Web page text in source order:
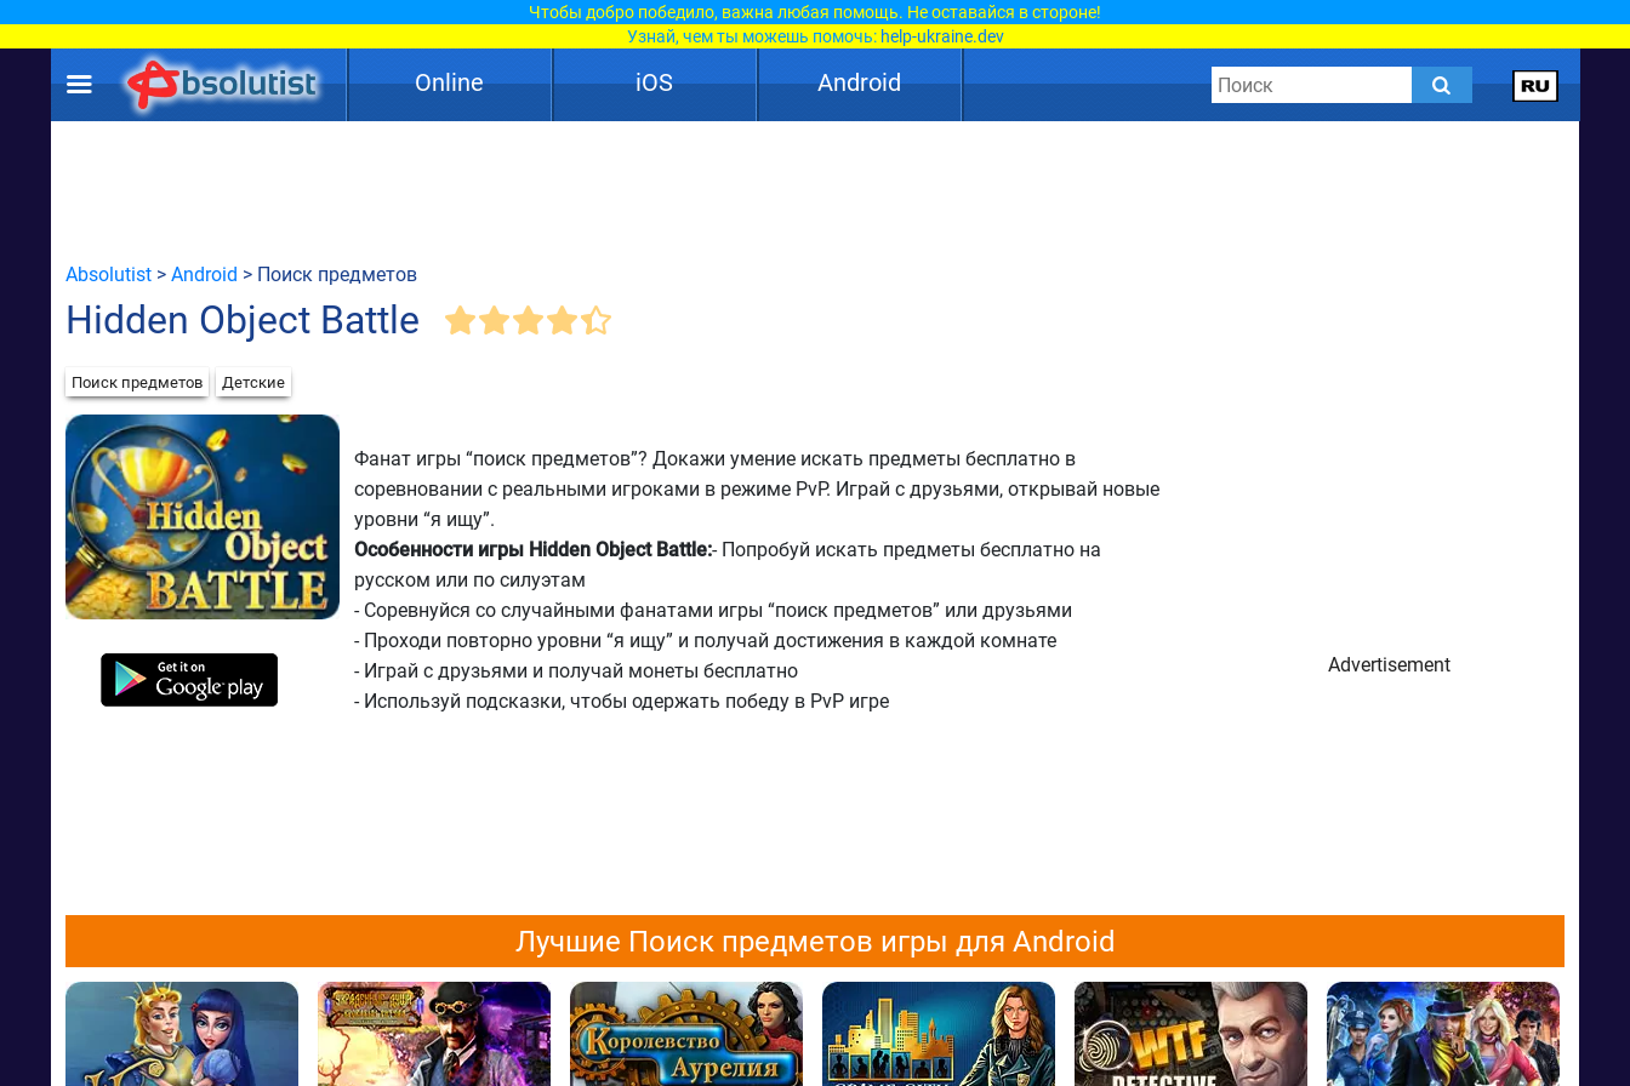
Чтобы добро победило, важна любая помощь. Не оставайся в стороне!
Узнай, чем ты можешь помочь: help-ukraine.dev
Online iOS Android
Absolutist > Android > Поиск предметов
Hidden Object Battle
Поиск предметов Детские
Фанат игры “поиск предметов”? Докажи умение искать предметы бесплатно в
соревновании с реальными игроками в режиме PvP. Играй с друзьями, открывай новые
уровни “я ищу”.
Особенности игры Hidden Object Battle:- Попробуй искать предметы бесплатно на
русском или по силуэтам
- Соревнуйся со случайными фанатами игры “поиск предметов” или друзьями
- Проходи повторно уровни “я ищу” и получай достижения в каждой комнате
- Играй с друзьями и получай монеты бесплатно
- Используй подсказки, чтобы одержать победу в PvP игре
Advertisement
Лучшие Поиск предметов игры для Android